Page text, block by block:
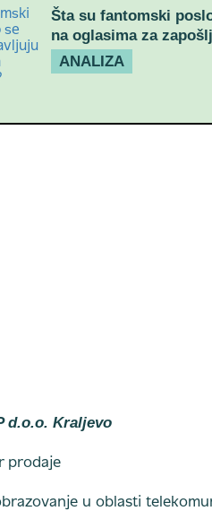
Šta su fantomski
na oglasima za
ANALIZA
d.o.o. Kraljevo
prodaje
u oblasti